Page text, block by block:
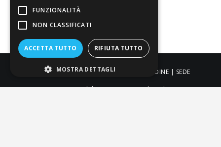
Pagamenti sicuri
ALDIGIÙ S.R.L. | Via Cortazzis 15 33100 - UDINE | SEDE
OPERATIVA: Via del Progresso 3 - Padova | PEC:
FUNZIONALITÀ
NON CLASSIFICATI
ACCETTA TUTTO RIFIUTA TUTTO
MOSTRA DETTAGLI